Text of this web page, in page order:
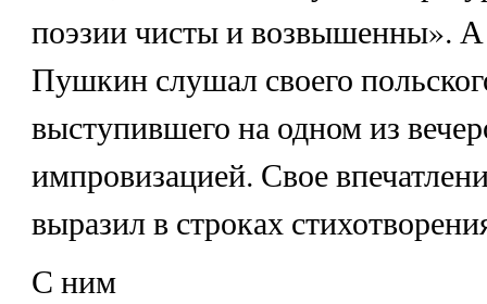
поэзии чисты и возвышенны». А
Пушкин слушал своего
выступившего на одном из
импровизацией. Свое
выразил в строках
С ним